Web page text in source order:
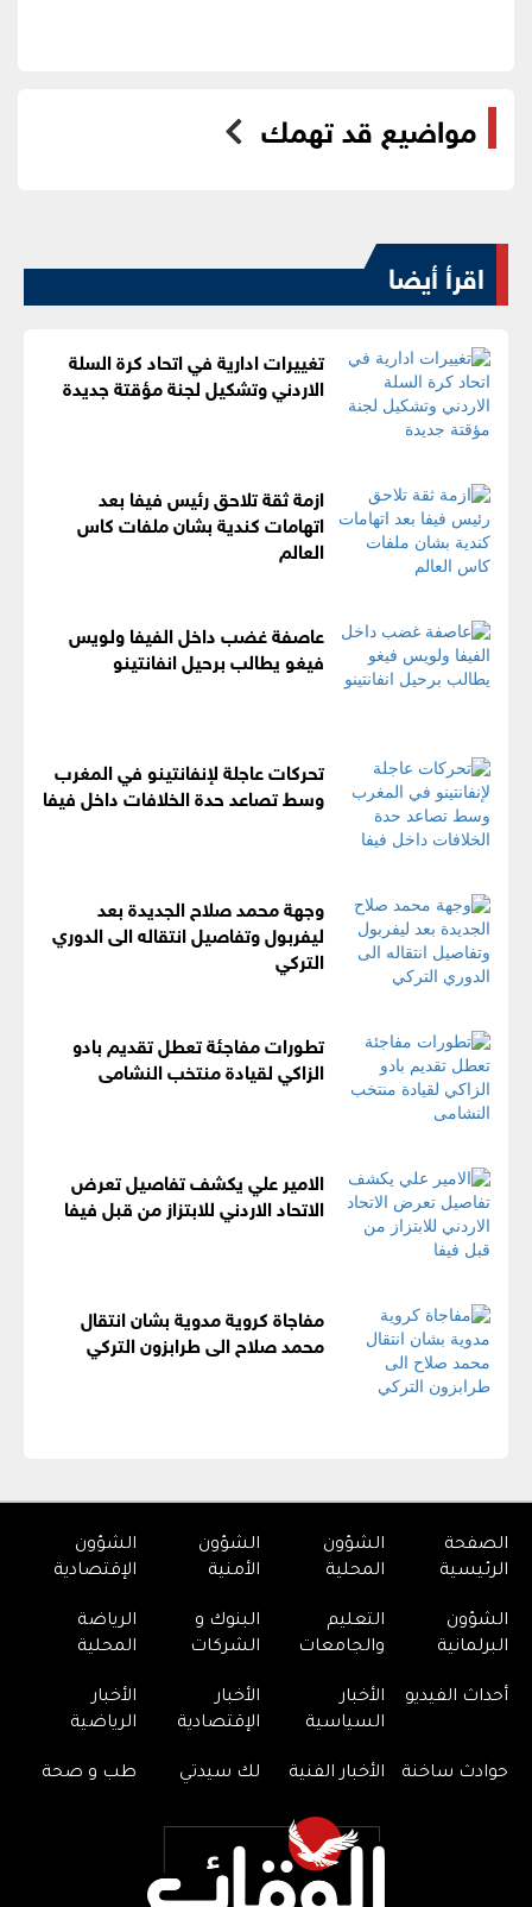
مواضيع قد تهمك
اقرأ أيضا
تغييرات ادارية في اتحاد كرة السلة
الاردني وتشكيل لجنة مؤقتة جديدة
ازمة ثقة تلاحق رئيس فيفا بعد
اتهامات كندية بشان ملفات كاس
العالم
عاصفة غضب داخل الفيفا ولويس
فيغو يطالب برحيل انفانتينو
تحركات عاجلة لإنفانتينو في المغرب
وسط تصاعد حدة الخلافات داخل فيفا
وجهة محمد صلاح الجديدة بعد
ليفربول وتفاصيل انتقاله الى الدوري
التركي
تطورات مفاجئة تعطل تقديم بادو
الزاكي لقيادة منتخب النشامى
الامير علي يكشف تفاصيل تعرض
الاتحاد الاردني للابتزاز من قبل فيفا
مفاجاة كروية مدوية بشان انتقال
محمد صلاح الى طرابزون التركي
الصفحة
الرئيسية
الشؤون
المحلية
الشؤون
الأمنية
الشؤون
الإقتصادية
الشؤون
البرلمانية
التعليم
والجامعات
البنوك و
الشركات
الرياضة
المحلية
أحداث الفيديو
الأخبار
السياسية
الأخبار
الإقتصادية
الأخبار
الرياضية
حوادث ساخنة الأخبار الفنية لك سيدتي طب و صحة